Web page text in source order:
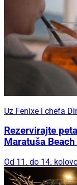
Uz Fenixe i chefa
Rezervirajte
Maratuša
Od 11. do 14.